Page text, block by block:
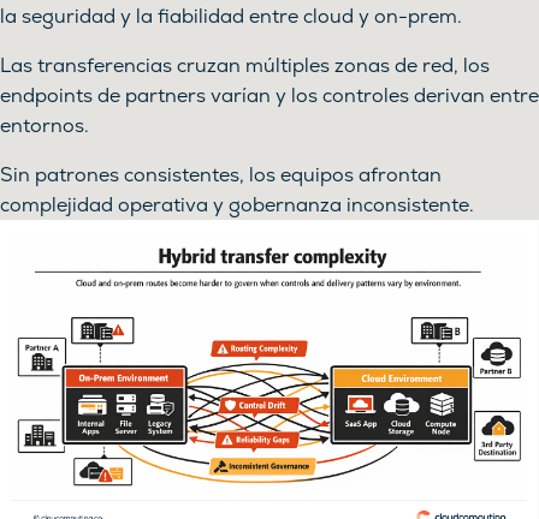
la seguridad y la fiabilidad entre cloud y on-prem.
Las transferencias cruzan múltiples zonas de red, los
endpoints de partners varían y los controles derivan entre
entornos.
Sin patrones consistentes, los equipos afrontan
complejidad operativa y gobernanza inconsistente.